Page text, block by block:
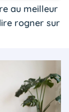
au meilleur
rogner sur